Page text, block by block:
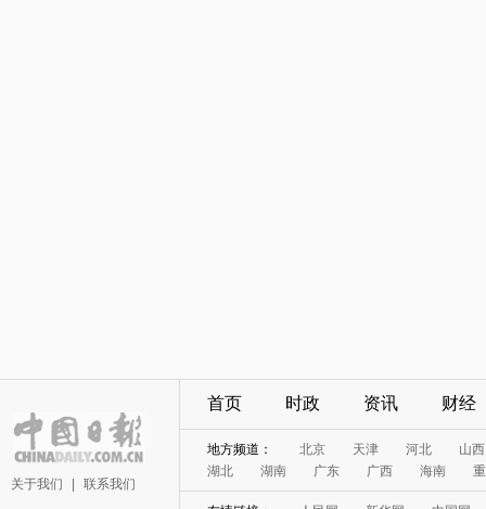
关于我们 联系我们
首页 时政 资讯 财经
地方频道： 北京 天津 河北
山西
湖北
湖南 广东 广西 海南